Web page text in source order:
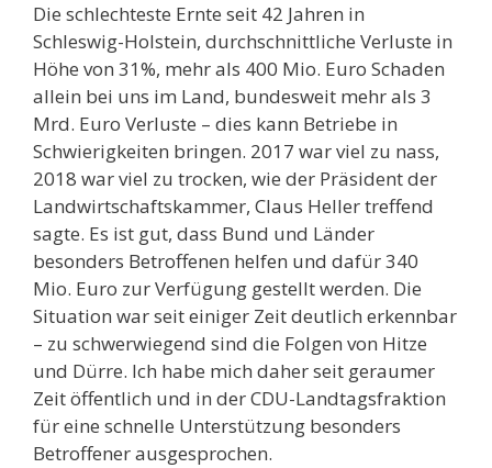
Die schlechteste Ernte seit 42 Jahren in
Schleswig-Holstein, durchschnittliche Verluste in
Höhe von 31%, mehr als 400 Mio. Euro Schaden
allein bei uns im Land, bundesweit mehr als 3
Mrd. Euro Verluste – dies kann Betriebe in
Schwierigkeiten bringen. 2017 war viel zu nass,
2018 war viel zu trocken, wie der Präsident der
Landwirtschaftskammer, Claus Heller treffend
sagte. Es ist gut, dass Bund und Länder
besonders Betroffenen helfen und dafür 340
Mio. Euro zur Verfügung gestellt werden. Die
Situation war seit einiger Zeit deutlich erkennbar
– zu schwerwiegend sind die Folgen von Hitze
und Dürre. Ich habe mich daher seit geraumer
Zeit öffentlich und in der CDU-Landtagsfraktion
für eine schnelle Unterstützung besonders
Betroffener ausgesprochen.